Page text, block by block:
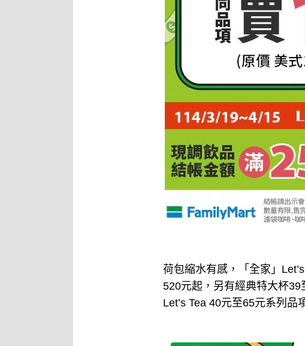
荷包縮水有感，「全家」
520元起，另有經典特大杯39
Let’s Tea 40元至65元系列品